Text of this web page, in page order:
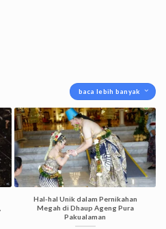
baca lebih banyak
Hal-hal Unik dalam Pernikahan
Megah di Dhaup Ageng Pura
Pakualaman